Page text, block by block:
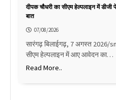
दीपक चौधरी का सीएम हेल्पलाइन में
बात
07/08/2026
सारंगढ़ बिलाईगढ़, 7 अगस्त 2026/
सीएम हेल्पलाइन में आए आवेदन का…
Read More..